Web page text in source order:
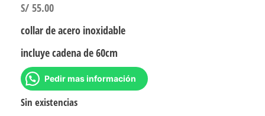
S/ 55.00
collar de acero inoxidable
incluye cadena de 60cm
Pedir mas información
Sin existencias